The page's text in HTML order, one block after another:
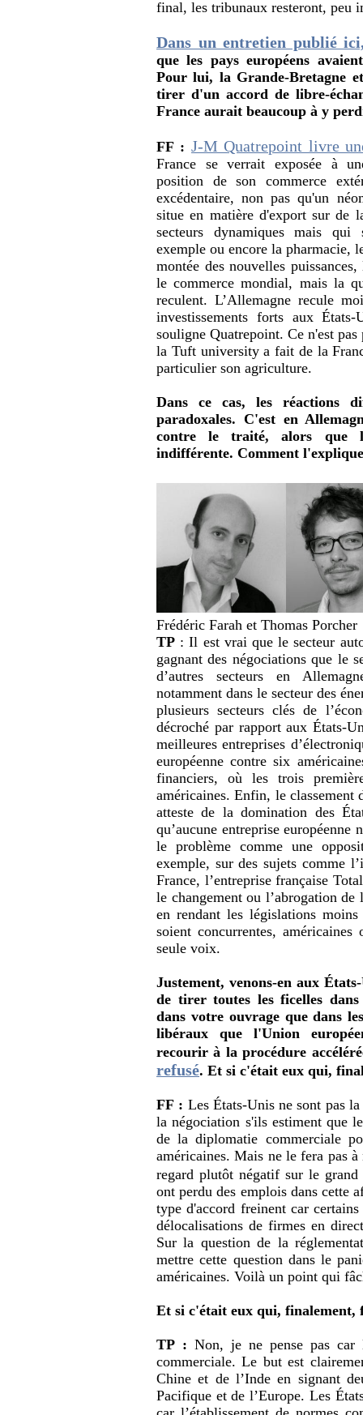
final, les tribunaux resteront, peu
Dans un entretien publié
que les pays européens
Pour lui, la Grande-Bretagne
tirer d'un accord de libre-
France aurait beaucoup à y
FF : J-M Quatrepoint livre
France se verrait exposée à
position de son commerce
excédentaire, non pas qu'un
situe en matière d'export sur de
secteurs dynamiques mais qui
exemple ou encore la pharmacie,
montée des nouvelles
le commerce mondial, mais la
reculent. L’Allemagne recule
investissements forts aux
souligne Quatrepoint. Ce n'est
la Tuft university a fait de la
particulier son agriculture.
Dans ce cas, les réactions
paradoxales. C'est en
contre le traité, alors que
indifférente. Comment
Frédéric Farah et Thomas Porcher
TP : Il est vrai que le secteur
gagnant des négociations que le
d’autres secteurs en
notamment dans le secteur des
plusieurs secteurs clés de
décroché par rapport aux États-
meilleures entreprises
européenne contre six
financiers, où les trois
américaines. Enfin, le classement
atteste de la domination des
qu’aucune entreprise
le problème comme une
exemple, sur des sujets comme
France, l’entreprise française
le changement ou l’abrogation
en rendant les législations
soient concurrentes, américaines
seule voix.
Justement, venons-en aux
de tirer toutes les ficelles
dans votre ouvrage que dans
libéraux que l'Union
recourir à la procédure
refusé. Et si c'était eux qui,
FF : Les États-Unis ne sont pas
la négociation s'ils estiment que
de la diplomatie commerciale
américaines. Mais ne le fera pas
regard plutôt négatif sur le
ont perdu des emplois dans cette
type d'accord freinent car
délocalisations de firmes en
Sur la question de la
mettre cette question dans le
américaines. Voilà un point qui
Et si c'était eux qui, finalement,
TP : Non, je ne pense pas car
commerciale. Le but est
Chine et de l’Inde en signant
Pacifique et de l’Europe. Les